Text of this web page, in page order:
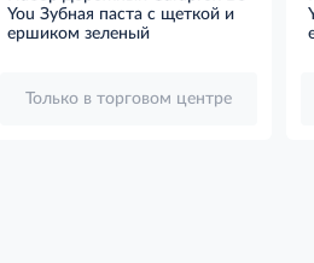
You Зубная паста с щеткой и
ершиком зеленый
Только в торговом центре